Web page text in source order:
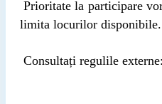
Prioritate la participare
limita locurilor disponibile.
Consultați regulile externe: